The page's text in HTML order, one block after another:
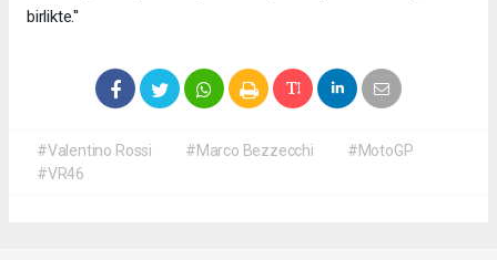
birlikte.''
#Valentino Rossi #Marco Bezzecchi
#MotoGP
#VR46